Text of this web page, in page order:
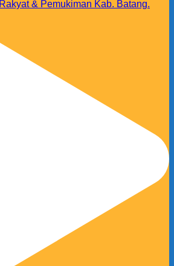
& Pemukiman Kab. Batang.